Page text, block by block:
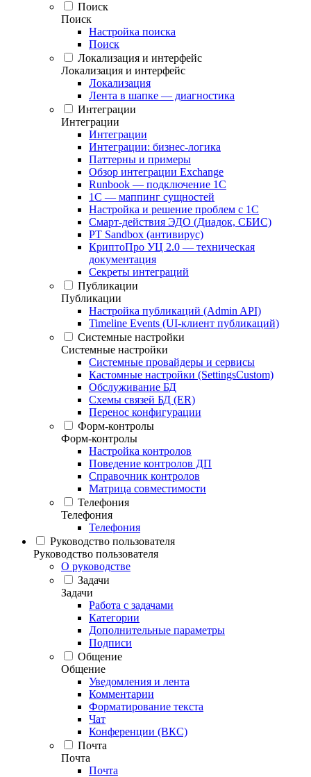
Поиск
Поиск
Настройка поиска
Поиск
Локализация и интерфейс
Локализация и интерфейс
Локализация
Лента в шапке — диагностика
Интеграции
Интеграции
Интеграции
Интеграции: бизнес-логика
Паттерны и примеры
Обзор интеграции Exchange
Runbook — подключение 1С
1С — маппинг сущностей
Настройка и решение проблем с 1С
Смарт-действия ЭДО (Диадок, СБИС)
PT Sandbox (антивирус)
КриптоПро УЦ 2.0 — техническая
документация
Секреты интеграций
Публикации
Публикации
Настройка публикаций (Admin API)
Timeline Events (UI-клиент публикаций)
Системные настройки
Системные настройки
Системные провайдеры и сервисы
Кастомные настройки (SettingsCustom)
Обслуживание БД
Схемы связей БД (ER)
Перенос конфигурации
Форм-контролы
Форм-контролы
Настройка контролов
Поведение контролов ДП
Справочник контролов
Матрица совместимости
Телефония
Телефония
Телефония
Руководство пользователя
Руководство пользователя
О руководстве
Задачи
Задачи
Работа с задачами
Категории
Дополнительные параметры
Подписи
Общение
Общение
Уведомления и лента
Комментарии
Форматирование текста
Чат
Конференции (ВКС)
Почта
Почта
Почта